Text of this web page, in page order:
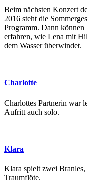
Beim nächsten Konzert
2016 steht die
Programm. Dann
erfahren, wie Lena mit
dem Wasser überwindet.
Charlotte
Charlottes Partnerin war
Aufritt auch solo.
Klara
Klara spielt zwei
Traumflöte.